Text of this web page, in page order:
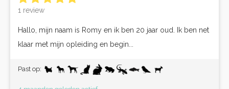
1 review
Hallo, mijn naam is Romy en ik ben 20 jaar oud. Ik ben net
klaar met mijn opleiding en begin...
Past op: